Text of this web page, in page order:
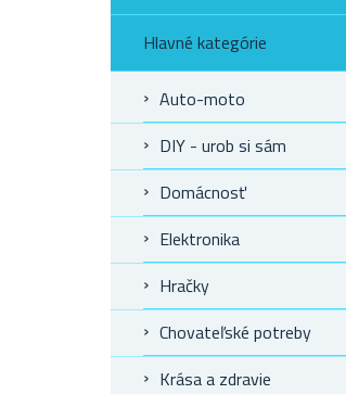
Hlavné kategórie
Auto-moto
DIY - urob si sám
Domácnosť
Elektronika
Hračky
Chovateľské potreby
Krása a zdravie